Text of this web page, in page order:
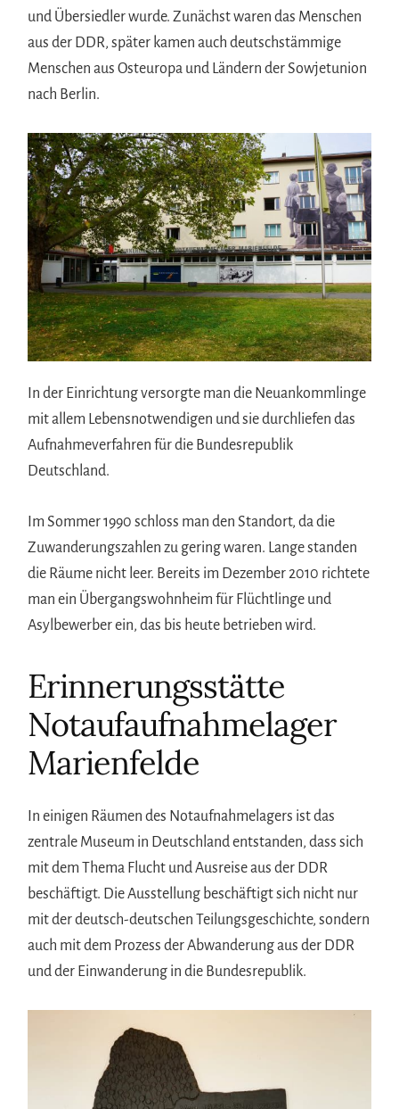
und Übersiedler wurde. Zunächst waren das Menschen
aus der DDR, später kamen auch deutschstämmige
Menschen aus Osteuropa und Ländern der Sowjetunion
nach Berlin.
In der Einrichtung versorgte man die Neuankommlinge
mit allem Lebensnotwendigen und sie durchliefen das
Aufnahmeverfahren für die Bundesrepublik
Deutschland.
Im Sommer 1990 schloss man den Standort, da die
Zuwanderungszahlen zu gering waren. Lange standen
die Räume nicht leer. Bereits im Dezember 2010 richtete
man ein Übergangswohnheim für Flüchtlinge und
Asylbewerber ein, das bis heute betrieben wird.
Erinnerungsstätte
Notaufaufnahmelager
Marienfelde
In einigen Räumen des Notaufnahmelagers ist das
zentrale Museum in Deutschland entstanden, dass sich
mit dem Thema Flucht und Ausreise aus der DDR
beschäftigt. Die Ausstellung beschäftigt sich nicht nur
mit der deutsch-deutschen Teilungsgeschichte, sondern
auch mit dem Prozess der Abwanderung aus der DDR
und der Einwanderung in die Bundesrepublik.